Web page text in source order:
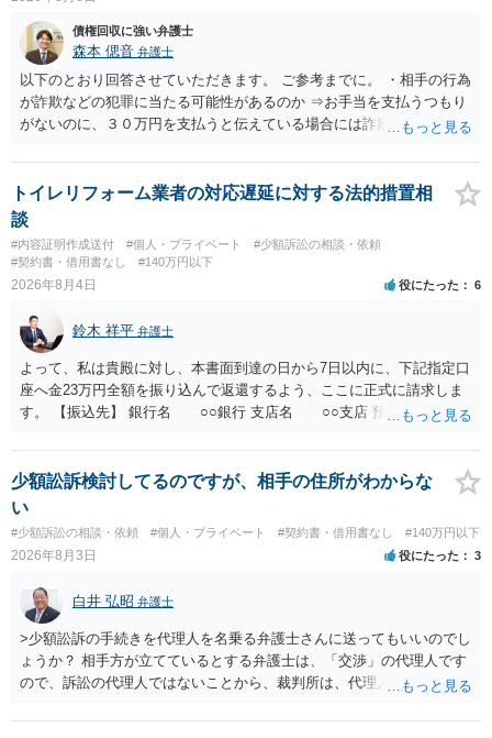
債権回収に強い弁護士
森本 偲音 弁護士
以下のとおり回答させていただきます。 ご参考までに。 ・相手の行為
が詐欺などの犯罪に当たる可能性があるのか ⇒お手当を支払うつもり
がないのに、３０万円を支払うと伝えている場合には詐欺罪に該当す
段が取れるのか ⇒契約に基づく履行請求として３０万円を請求するこ
とが考えられますが、 パパ活の契約は、売春防止法に抵触する契約
であるため、公序良俗に反する契約として 民法上無効（民法９０
条）となるため、相手方に請求できない可能性が高いです。 ・相手の
氏名や住所が分からない状態でも対応可能なのか ⇒訴訟等の裁判上の
手続を利用する場合には、原則として相手方の住所・氏名を把握して
トイレリフォーム業者の対応遅延に対する法的措置相
談
#内容証明作成送付 #個人・プライベート
#少額訴訟の相談・依頼
#契約書・借用書なし
#140万円以下
2026年8月4日 役にたった 6
鈴木 祥平 弁護士
よって、私は貴殿に対し、本書面到達の日から7日以内に、下記指定口
座へ金23万円全額を振り込んで返還するよう、ここに正式に請求しま
す。 【振込先】 銀行名 ○○銀行 支店名 ○○支店 預金種別 普通
されない場合には、貴殿には任意に返金する意思がないものと判断
し、やむを得ず、返還金23万円及びこれに対する遅延損害金の支払い
を求める民事訴訟、支払督促その他必要な法的手続を直ちに講じま
いても併せて請求する予定ですので、あらかじめ申し添えます。 本件
は、貴殿自らが契約を解約したことによって生じた返還義務の履行を
求めるものにすぎません。貴殿の仕入先との取引関係や返金時期など
の内部事情は、私に対する返還義務の発生や履行時期には何ら影響を
及ぼすものではありません。 これ以上、本件の解決を不必要に遅延さ
せることなく、誠意をもって速やかに返金手続を履行されるよう、強
く求めます。 以上
少額訟訴検討してるのですが、相手の住所がわからな
い
#少額訴訟の相談・依頼 #個人・プライベート #契約書・借用書なし #140万円以下
2026年8月3日 役にたった 3
白井 弘昭 弁護士
>少額訟訴の手続きを代理人を名乗る弁護士さんに送ってもいいのでし
ょうか？ 相手方が立てているとする弁護士は、「交渉」の代理人です
ので、訴訟の代理人ではないことから、裁判所は、代理人宛ての訴状
ている場合は、相手方（被告）の住所で訴状を作成提出し、裁判所に